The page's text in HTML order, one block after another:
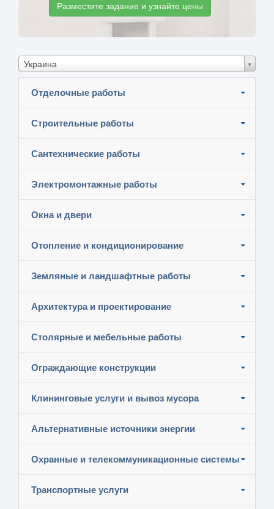
Разместите задание и узнайте цены
Украина
Отделочные работы
Строительные работы
Сантехнические работы
Электромонтажные работы
Окна и двери
Отопление и кондиционирование
Земляные и ландшафтные работы
Архитектура и проектирование
Столярные и мебельные работы
Ограждающие конструкции
Клининговые услуги и вывоз мусора
Альтернативные источники энергии
Охранные и телекоммуникационные системы
Транспортные услуги